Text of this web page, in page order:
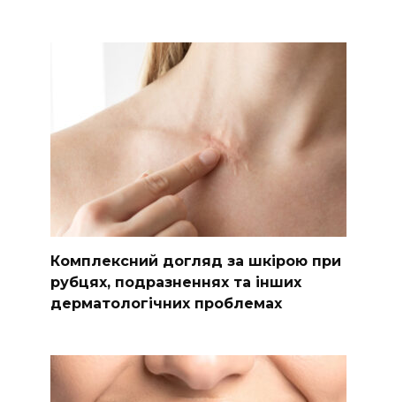
Комплексний догляд за шкірою при
рубцях, подразненнях та інших
дерматологічних проблемах